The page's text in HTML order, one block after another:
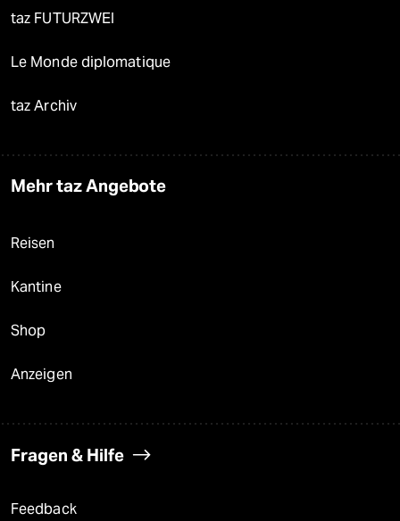
taz FUTURZWEI
Le Monde diplomatique
taz Archiv
Mehr taz Angebote
Reisen
Kantine
Shop
Anzeigen
Fragen & Hilfe
Feedback